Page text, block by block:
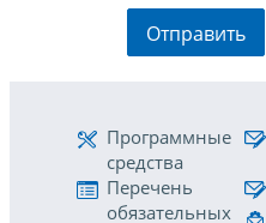
Отправить
Программные
средства
Перечень
обязательных